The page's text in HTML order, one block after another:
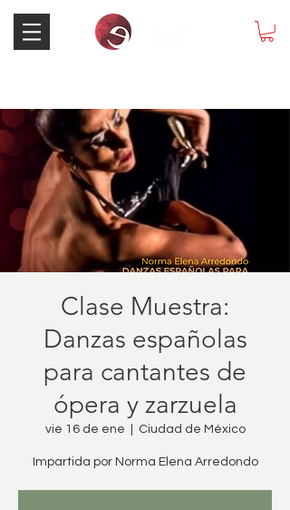
Clase Muestra:
Danzas españolas
para cantantes de
ópera y zarzuela
vie 16 de ene Ciudad de México
Impartida por Norma Elena Arredondo